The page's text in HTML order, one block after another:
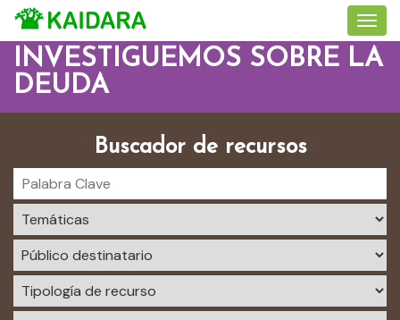
INVESTIGUEMOS SOBRE LA
DEUDA
Buscador de recursos